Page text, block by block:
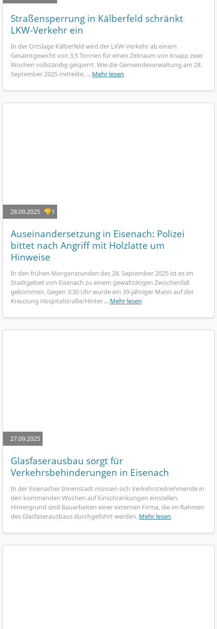
Straßensperrung in Kälberfeld schränkt
LKW-Verkehr ein
In der Ortslage Kälberfeld wird der LKW-Verkehr ab einem
Gesamtgewicht von 3,5 Tonnen für einen Zeitraum von knapp zwei
Wochen vollständig gesperrt. Wie die Gemeindeverwaltung am 28.
September 2025 mitteilte, ... Mehr lesen
28.09.2025 👎1
Auseinandersetzung in Eisenach: Polizei
bittet nach Angriff mit Holzlatte um
Hinweise
In den frühen Morgenstunden des 28. September 2025 ist es im
Stadtgebiet von Eisenach zu einem gewalttätigen Zwischenfall
gekommen. Gegen 3:30 Uhr wurde ein 39-jähriger Mann auf der
Kreuzung Hospitalstraße/Hinter ... Mehr lesen
27.09.2025
Glasfaserausbau sorgt für
Verkehrsbehinderungen in Eisenach
In der Eisenacher Innenstadt müssen sich Verkehrsteilnehmende in
den kommenden Wochen auf Einschränkungen einstellen.
Hintergrund sind Bauarbeiten einer externen Firma, die im Rahmen
des Glasfaserausbaus durchgeführt werden. Mehr lesen